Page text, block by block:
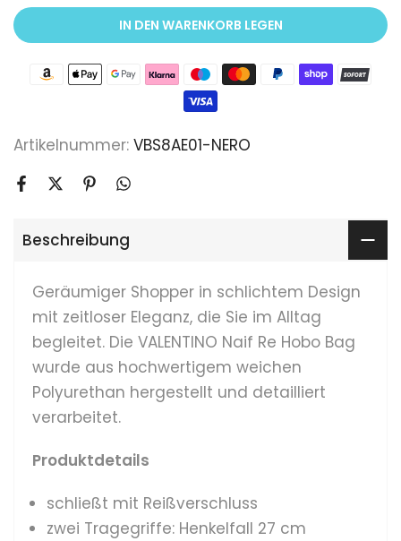
IN DEN WARENKORB LEGEN
Artikelnummer: VBS8AE01-NERO
Beschreibung
Geräumiger Shopper in schlichtem Design
mit zeitloser Eleganz, die Sie im Alltag
begleitet. Die VALENTINO Naif Re Hobo Bag
wurde aus hochwertigem weichen
Polyurethan hergestellt und detailliert
verarbeitet.
Produktdetails
schließt mit Reißverschluss
zwei Tragegriffe: Henkelfall 27 cm